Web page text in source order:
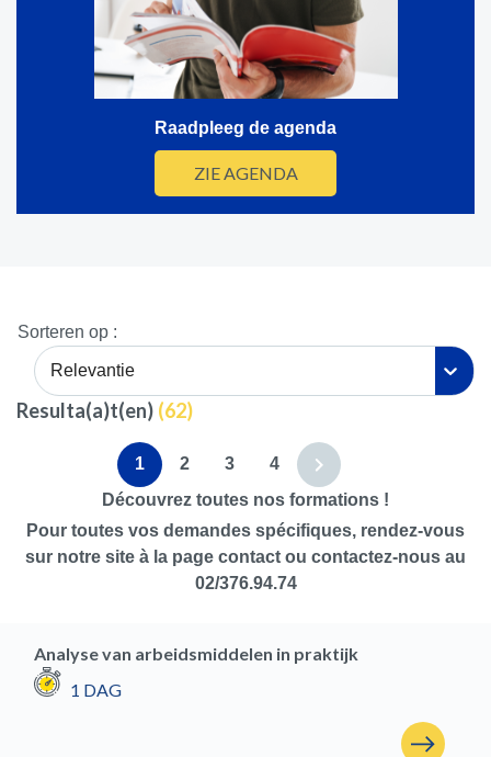
Raadpleeg de agenda
ZIE AGENDA
Sorteren op :
Relevantie
Resulta(a)t(en) (62)
1 2 3
4
Découvrez toutes nos formations !
Pour toutes vos demandes spécifiques, rendez-vous
sur notre site à la page contact ou contactez-nous au
02/376.94.74
Analyse van arbeidsmiddelen in praktijk
1 DAG